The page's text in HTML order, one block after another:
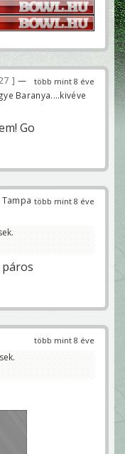
több mint 8 éve
—
Baranya....kivéve
Go
több mint 8 éve
Tampa
több mint 8 éve